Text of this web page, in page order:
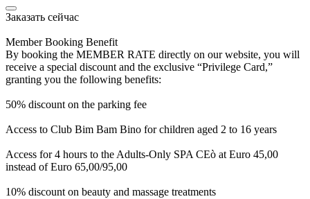
Заказать сейчас
Member Booking Benefit
By booking the MEMBER RATE directly on our website, you will
receive a special discount and the exclusive “Privilege Card,”
granting you the following benefits:
50% discount on the parking fee
Access to Club Bim Bam Bino for children aged 2 to 16 years
Access for 4 hours to the Adults-Only SPA CEò at Euro 45,00
instead of Euro 65,00/95,00
10% discount on beauty and massage treatments